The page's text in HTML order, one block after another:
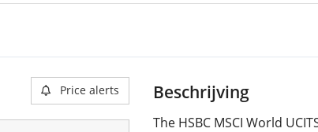
Price alerts Beschrijving
The HSBC MSCI World